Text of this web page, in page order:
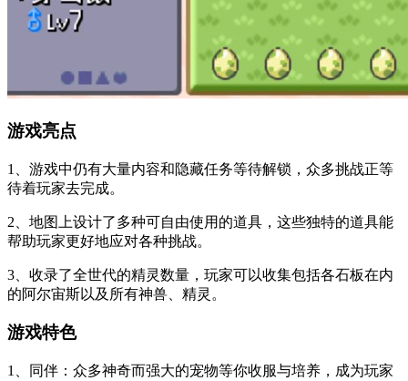
游戏亮点
1、游戏中仍有大量内容和隐藏任务等待解锁，众多挑战正等
待着玩家去完成。
2、地图上设计了多种可自由使用的道具，这些独特的道具能
帮助玩家更好地应对各种挑战。
3、收录了全世代的精灵数量，玩家可以收集包括各石板在内
的阿尔宙斯以及所有神兽、精灵。
游戏特色
1、同伴：众多神奇而强大的宠物等你收服与培养，成为玩家